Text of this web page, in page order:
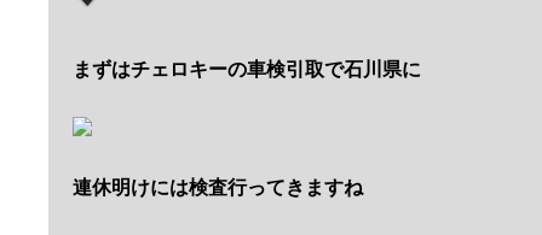
まずはチェロキーの車検引取で石川県に
連休明けには検査行ってきますね